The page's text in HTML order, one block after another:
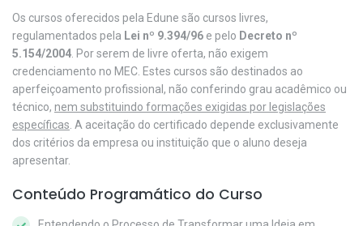
Os cursos oferecidos pela Edune são cursos livres,
regulamentados pela Lei nº 9.394/96 e pelo Decreto nº
5.154/2004 . Por serem de livre oferta, não exigem
credenciamento no MEC. Estes cursos são destinados ao
aperfeiçoamento profissional, não conferindo grau acadêmico ou
técnico, nem substituindo formações exigidas por legislações
específicas . A aceitação do certificado depende exclusivamente
dos critérios da empresa ou instituição que o aluno deseja
apresentar.
Conteúdo Programático do Curso